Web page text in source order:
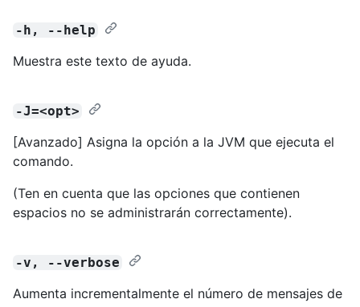
-h, --help
Muestra este texto de ayuda.
-J=<opt>
[Avanzado] Asigna la opción a la JVM que ejecuta el
comando.
(Ten en cuenta que las opciones que contienen
espacios no se administrarán correctamente).
-v, --verbose
Aumenta incrementalmente el número de mensajes de